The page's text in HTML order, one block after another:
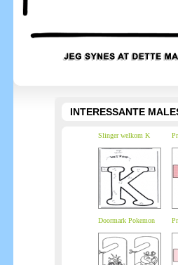
INTERESSANTE
Slinger welkom K
Doormark Pokemon